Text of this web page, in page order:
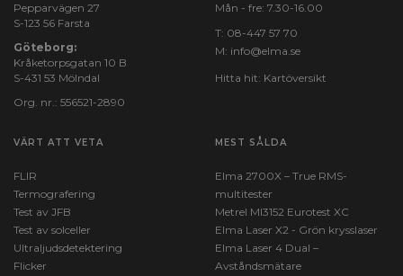
Pepparvägen 27
S-123 56 Farsta
Göteborg:
Kråketorpsgatan 10 B
S-431 53 Mölndal
Org. nr.: 556521-2890
Mån - fre: 7.30-16.00
T: 08-447 57 70
M: info@elma.se
Hitta hit: Kartöversikt
VÄRT ATT VETA
FLIR
Termografering
Test av JFB
Test av solceller
Ultraljudsdetektering
Flicker
MEST SÅLDA
Elma 2700X – True RMS-
multitester
Metrel MI3152 Eurotest XC
Elma Laser X2 - Grön krysslaser
Elma Laser 4 Dual –
Avståndsmätare